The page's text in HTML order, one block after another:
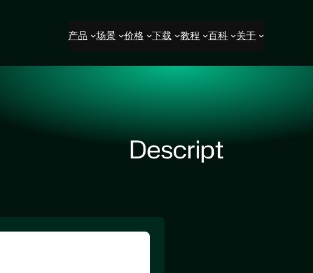
产品 场景 价格 下载 教程 百科 关于
Descript